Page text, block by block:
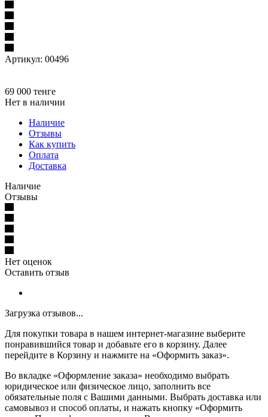
Артикул: 00496
69 000 тенге
Нет в наличии
Наличие
Отзывы
Как купить
Оплата
Доставка
Наличие
Отзывы
Нет оценок
Оставить отзыв
Загрузка отзывов...
Для покупки товара в нашем интернет-магазине выберите
понравившийся товар и добавьте его в корзину. Далее
перейдите в Корзину и нажмите на «Оформить заказ».
Во вкладке «Оформление заказа» необходимо выбрать
юридическое или физическое лицо, заполнить все
обязательные поля с Вашими данными. Выбрать доставка или
самовывоз и способ оплаты, и нажать кнопку «Оформить